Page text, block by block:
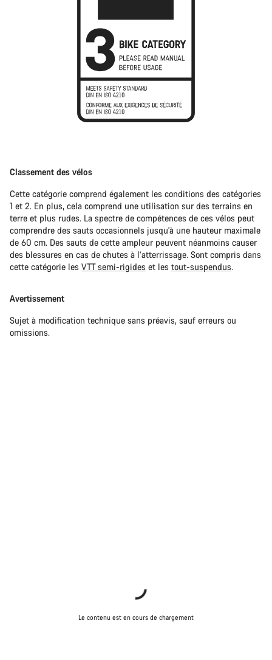
Classement des vélos
Cette catégorie comprend également les conditions des catégories
1 et 2. En plus, cela comprend une utilisation sur des terrains en
terre et plus rudes. La spectre de compétences de ces vélos peut
comprendre des sauts occasionnels jusqu'à une hauteur maximale
de 60 cm. Des sauts de cette ampleur peuvent néanmoins causer
des blessures en cas de chutes à l’atterrissage. Sont compris dans
cette catégorie les VTT semi-rigides et les tout-suspendus.
Avertissement
Sujet à modification technique sans préavis, sauf erreurs ou
omissions.
Le contenu est en cours de chargement